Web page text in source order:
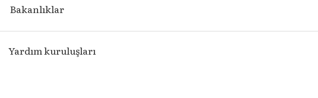
Bakanlıklar
Yardım kuruluşları